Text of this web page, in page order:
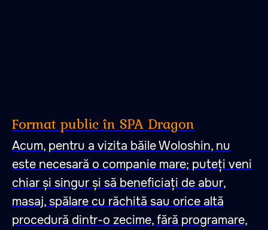
Format public în SPA Dragon
Acum, pentru a vizita băile Woloshin, nu
este necesară o companie mare; puteți veni
chiar și singur și să beneficiați de abur,
masaj, spălare cu răchită sau orice altă
procedură dintr-o zecime, fără programare,